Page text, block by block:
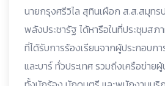
นายกรุงศรีวิไล สุทินเผือก ส.ส.สมุทร
พลังประชารัฐ ได้หารือในที่ประชุมส
ที่ได้รับการร้องเรียนจากผู้ประกอบก
และบาร์ ทั่วประเทศ รวมถึงเครือข่า